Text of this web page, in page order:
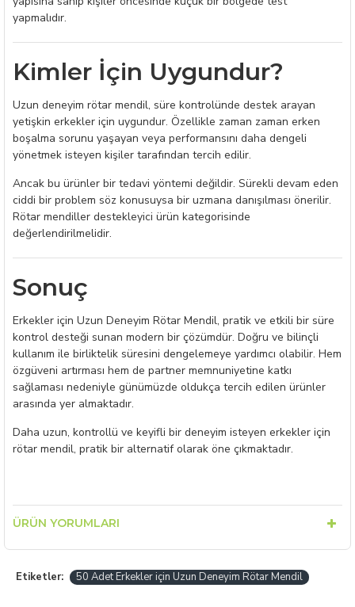
yapmalıdır.
Kimler İçin Uygundur?
Uzun deneyim rötar mendil, süre kontrolünde destek arayan
yetişkin erkekler için uygundur. Özellikle zaman zaman erken
boşalma sorunu yaşayan veya performansını daha dengeli
yönetmek isteyen kişiler tarafından tercih edilir.
Ancak bu ürünler bir tedavi yöntemi değildir. Sürekli devam eden
ciddi bir problem söz konusuysa bir uzmana danışılması önerilir.
Rötar mendiller destekleyici ürün kategorisinde
değerlendirilmelidir.
Sonuç
Erkekler için Uzun Deneyim Rötar Mendil, pratik ve etkili bir süre
kontrol desteği sunan modern bir çözümdür. Doğru ve bilinçli
kullanım ile birliktelik süresini dengelemeye yardımcı olabilir. Hem
özgüveni artırması hem de partner memnuniyetine katkı
sağlaması nedeniyle günümüzde oldukça tercih edilen ürünler
arasında yer almaktadır.
Daha uzun, kontrollü ve keyifli bir deneyim isteyen erkekler için
rötar mendil, pratik bir alternatif olarak öne çıkmaktadır.
ÜRÜN YORUMLARI
Etiketler: 50 Adet Erkekler için Uzun Deneyim Rötar Mendil